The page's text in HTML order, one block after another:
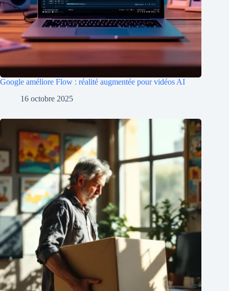
Google améliore Flow : réalité augmentée pour vidéos AI
16 octobre 2025